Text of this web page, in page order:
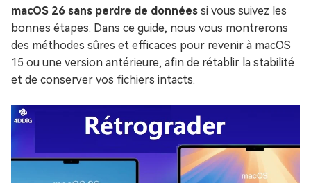
macOS 26 sans perdre de données si vous suivez les
bonnes étapes. Dans ce guide, nous vous montrerons
des méthodes sûres et efficaces pour revenir à macOS
15 ou une version antérieure, afin de rétablir la stabilité
et de conserver vos fichiers intacts.